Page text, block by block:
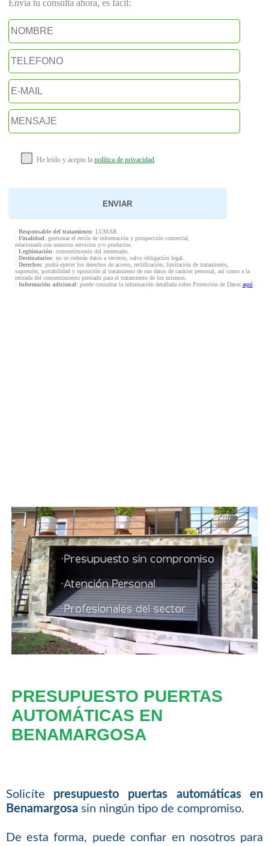
Envía tu consulta ahora, es fácil:
He leído y acepto la política de privacidad.
· Responsable del tratamiento: LUMAR
· Finalidad: gestionar el envío de información y prospección comercial,
relacionada con nuestros servicios y/o productos.
· Legitimación: consentimiento del interesado.
· Destinatarios: no se cederán datos a terceros, salvo obligación legal.
· Derechos: podrá ejercer los derechos de acceso, rectificación, limitación de tratamiento,
supresión, portabilidad y oposición al tratamiento de sus datos de carácter personal, así como a la
retirada del consentimiento prestado para el tratamiento de los mismos.
· Información adicional: puede consultar la información detallada sobre Protección de Datos aquí.
PRESUPUESTO PUERTAS
AUTOMÁTICAS EN
BENAMARGOSA
Solicíte presupuesto puertas automáticas en
Benamargosa sin ningún tipo de compromiso.
De esta forma, puede confiar en nosotros para